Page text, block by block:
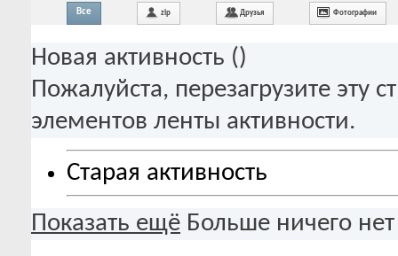
Все zip Друзья Фотографии
Новая активность ()
Пожалуйста, перезагрузите эту
элементов ленты активности.
Старая активность
Показать ещё Больше ничего нет